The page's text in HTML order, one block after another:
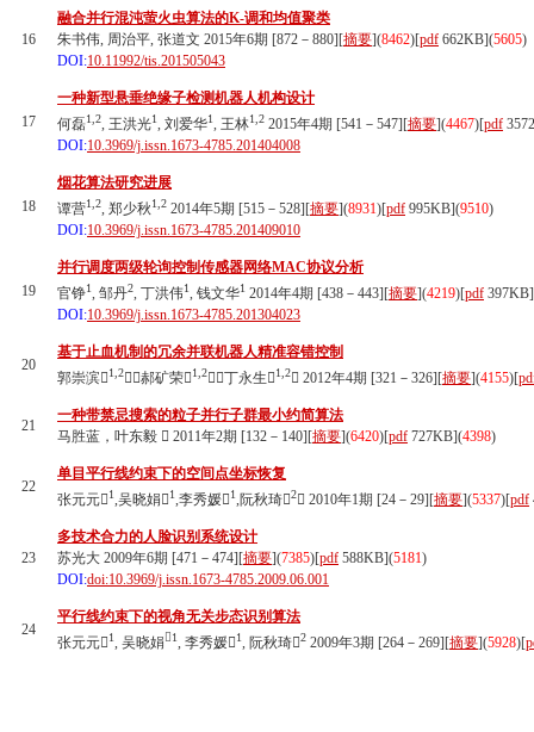
16
融合并行混沌萤火虫算法的K-调和均值聚类
朱书伟, 周治平, 张道文 2015年6期 [872－880][摘要](8462)[pdf 662KB](5605)
DOI:10.11992/tis.201505043
17
一种新型悬垂绝缘子检测机器人机构设计
何磊1,2, 王洪光1, 刘爱华1, 王林1,2 2015年4期 [541－547][摘要](4467)[pdf
DOI:10.3969/j.issn.1673-4785.201404008
18
烟花算法研究进展
谭营1,2, 郑少秋1,2 2014年5期 [515－528][摘要](8931)[pdf 995KB](9510)
DOI:10.3969/j.issn.1673-4785.201409010
19
并行调度两级轮询控制传感器网络MAC协议分析
官铮1, 邹丹2, 丁洪伟1, 钱文华1 2014年4期 [438－443][摘要](4219)[pdf 397KB]
DOI:10.3969/j.issn.1673-4785.201304023
20
基于止血机制的冗余并联机器人精准容错控制
郭崇滨1,2，郝矿荣1,2，丁永生1,2 2012年4期 [321－326][摘要](4155)[
21
一种带禁忌搜索的粒子并行子群最小约简算法
马胜蓝，叶东毅  2011年2期 [132－140][摘要](6420)[pdf 727KB](4398)
22
单目平行线约束下的空间点坐标恢复
张元元1,吴晓娟1,李秀媛1,阮秋琦2 2010年1期 [24－29][摘要](5337)[pdf
23
多技术合力的人脸识别系统设计
苏光大 2009年6期 [471－474][摘要](7385)[pdf 588KB](5181)
DOI:doi:10.3969/j.issn.1673-4785.2009.06.001
24
平行线约束下的视角无关步态识别算法
张元元1, 吴晓娟1, 李秀媛1, 阮秋琦2 2009年3期 [264－269][摘要](5928)[